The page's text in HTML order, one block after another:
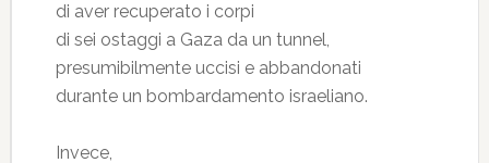
di aver recuperato i corpi
di sei ostaggi a Gaza da un tunnel,
presumibilmente uccisi e abbandonati
durante un bombardamento israeliano.
Invece,